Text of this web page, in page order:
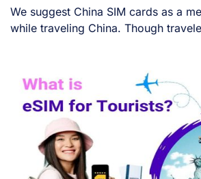
We suggest China SIM cards as a
while traveling China. Though